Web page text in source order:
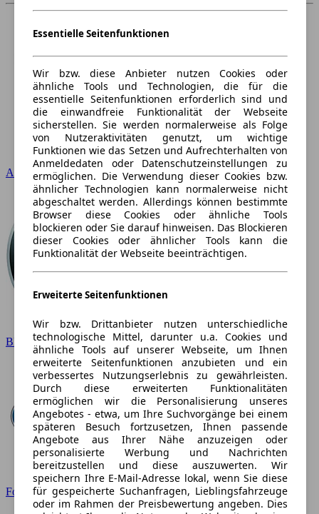
Audi
BMW
Ford
Essentielle Seitenfunktionen
Wir bzw. diese Anbieter nutzen Cookies oder
ähnliche Tools und Technologien, die für die
essentielle Seitenfunktionen erforderlich sind und
die einwandfreie Funktionalität der Webseite
sicherstellen. Sie werden normalerweise als Folge
von Nutzeraktivitäten genutzt, um wichtige
Funktionen wie das Setzen und Aufrechterhalten von
Anmeldedaten oder Datenschutzeinstellungen zu
ermöglichen. Die Verwendung dieser Cookies bzw.
ähnlicher Technologien kann normalerweise nicht
abgeschaltet werden. Allerdings können bestimmte
Browser diese Cookies oder ähnliche Tools
blockieren oder Sie darauf hinweisen. Das Blockieren
dieser Cookies oder ähnlicher Tools kann die
Funktionalität der Webseite beeinträchtigen.
Erweiterte Seitenfunktionen
Wir bzw. Drittanbieter nutzen unterschiedliche
technologische Mittel, darunter u.a. Cookies und
ähnliche Tools auf unserer Webseite, um Ihnen
erweiterte Seitenfunktionen anzubieten und ein
verbessertes Nutzungserlebnis zu gewährleisten.
Durch diese erweiterten Funktionalitäten
ermöglichen wir die Personalisierung unseres
Angebotes - etwa, um Ihre Suchvorgänge bei einem
späteren Besuch fortzusetzen, Ihnen passende
Angebote aus Ihrer Nähe anzuzeigen oder
personalisierte Werbung und Nachrichten
bereitzustellen und diese auszuwerten. Wir
speichern Ihre E-Mail-Adresse lokal, wenn Sie diese
für gespeicherte Suchanfragen, Lieblingsfahrzeuge
oder im Rahmen der Preisbewertung angeben. Dies